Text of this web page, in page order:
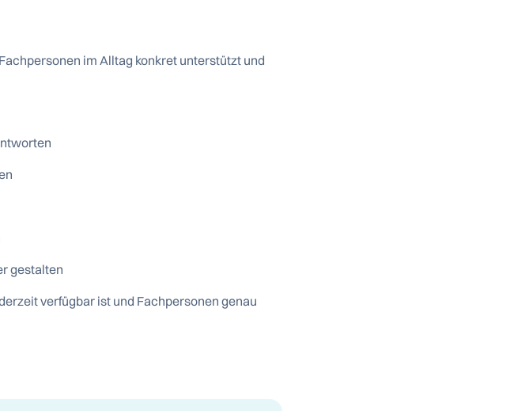
im Alltag konkret unterstützt und
gestalten
verfügbar ist und Fachpersonen genau